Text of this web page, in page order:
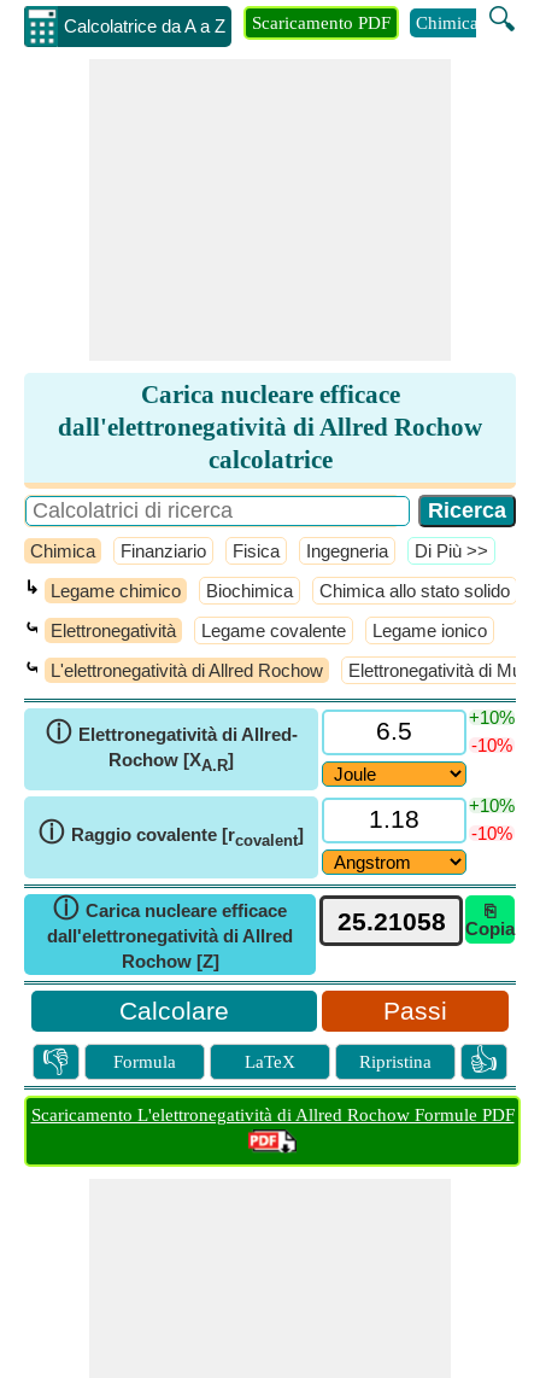
Calcolatrice da A a Z 🔍
Scaricamento PDF Chimica
Carica nucleare efficace
dall'elettronegatività di Allred Rochow
calcolatrice
Chimica Finanziario Fisica Ingegneria ​Di Più >>
↳ Legame chimico Biochimica Chimica allo stato solido
⤿ Elettronegatività Legame covalente Legame ionico
⤿ L'elettronegatività di Allred Rochow Elettronegatività di
ⓘ Elettronegatività di Allred-
Rochow [XA.R]
+10%
-10%
ⓘ Raggio covalente [rcovalent]
+10%
-10%
ⓘ Carica nucleare efficace
dall'elettronegatività di Allred
Rochow [Z]
⎘
Copia
Passi
👎 Formula LaTeX Ripristina 👍
Scaricamento L'elettronegatività di Allred Rochow Formule PDF